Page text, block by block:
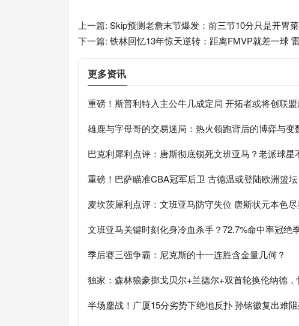
上一篇: Skip预测老詹末节爆发：前三节10分只是开胃菜
下一篇: 铁林回忆13年惊天逆转：距离FMVP就差一球
更多资讯
重磅！斯普利特入主公牛几成定局 开拓者或将创联
雄鹿与字母哥的交易迷局：热火领跑背后的博弈与变
巴克利犀利点评：唐斯彻底锁死文班亚马？老派球星
重磅！巴萨瞄准CBA冠军后卫 古德温或登陆欧洲篮坛
麦坎茨犀利点评：文班亚马防守失位 唐斯状元本色尽
文班亚马关键时刻化身冷血杀手？72.7%命中率冠绝
季后赛三强争霸：尼克斯的十一连胜含金量几何？
独家：森林狼豪掷戈贝尔+兰德尔+双首轮换伦纳德，
半场鏖战！广厦15分劣势下绝地反扑 孙铭徽复出难